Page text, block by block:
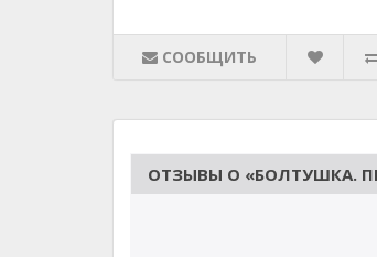
СООБЩИТЬ
ОТЗЫВЫ О «БОЛТУШКА.